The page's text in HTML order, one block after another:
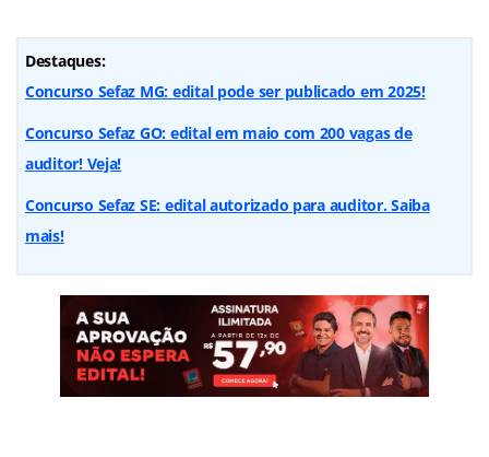
Destaques:
Concurso Sefaz MG: edital pode ser publicado em 2025!
Concurso Sefaz GO: edital em maio com 200 vagas de
auditor! Veja!
Concurso Sefaz SE: edital autorizado para auditor. Saiba
mais!